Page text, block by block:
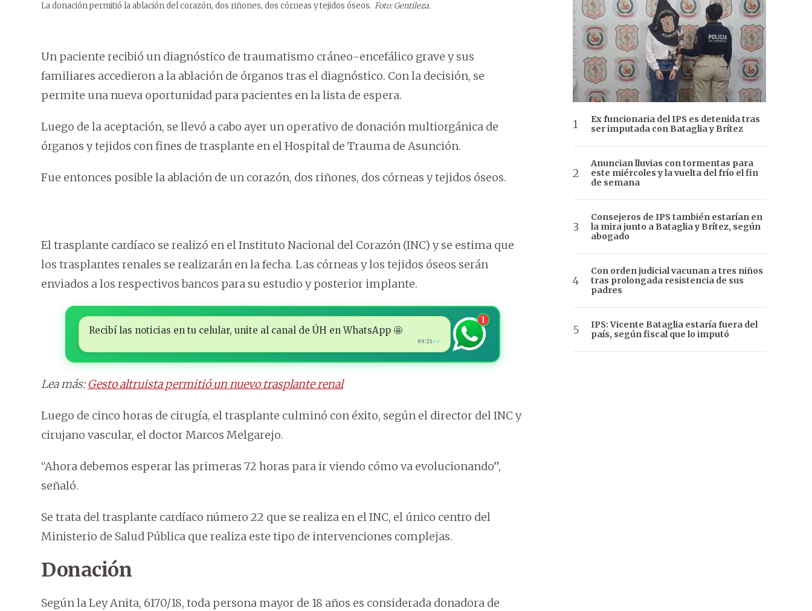
La donación permitió la ablación del corazón, dos riñones, dos córneas y tejidos óseos. Foto: Gentileza.
Un paciente recibió un diagnóstico de traumatismo cráneo-encefálico grave y sus
familiares accedieron a la ablación de órganos tras el diagnóstico. Con la decisión, se
permite una nueva oportunidad para pacientes en la lista de espera.
Luego de la aceptación, se llevó a cabo ayer un operativo de donación multiorgánica de
órganos y tejidos con fines de trasplante en el Hospital de Trauma de Asunción.
Fue entonces posible la ablación de un corazón, dos riñones, dos córneas y tejidos óseos.
El trasplante cardíaco se realizó en el Instituto Nacional del Corazón (INC) y se estima que
los trasplantes renales se realizarán en la fecha. Las córneas y los tejidos óseos serán
enviados a los respectivos bancos para su estudio y posterior implante.
Recibí las noticias en tu celular, unite al canal de ÚH en WhatsApp 🤩
09:21✓✓
1
Lea más:Gesto altruista permitió un nuevo trasplante renal
Luego de cinco horas de cirugía, el trasplante culminó con éxito, según el director del INC y
cirujano vascular, el doctor Marcos Melgarejo.
“Ahora debemos esperar las primeras 72 horas para ir viendo cómo va evolucionando”,
señaló.
Se trata del trasplante cardíaco número 22 que se realiza en el INC, el único centro del
Ministerio de Salud Pública que realiza este tipo de intervenciones complejas.
Donación
Según la Ley Anita, 6170/18, toda persona mayor de 18 años es considerada donadora de
Ex funcionaria del IPS es detenida tras
ser imputada con Bataglia y Brítez
Anuncian lluvias con tormentas para
este miércoles y la vuelta del frío el fin
de semana
Consejeros de IPS también estarían en
la mira junto a Bataglia y Brítez, según
abogado
Con orden judicial vacunan a tres niños
tras prolongada resistencia de sus
padres
IPS: Vicente Bataglia estaría fuera del
país, según fiscal que lo imputó